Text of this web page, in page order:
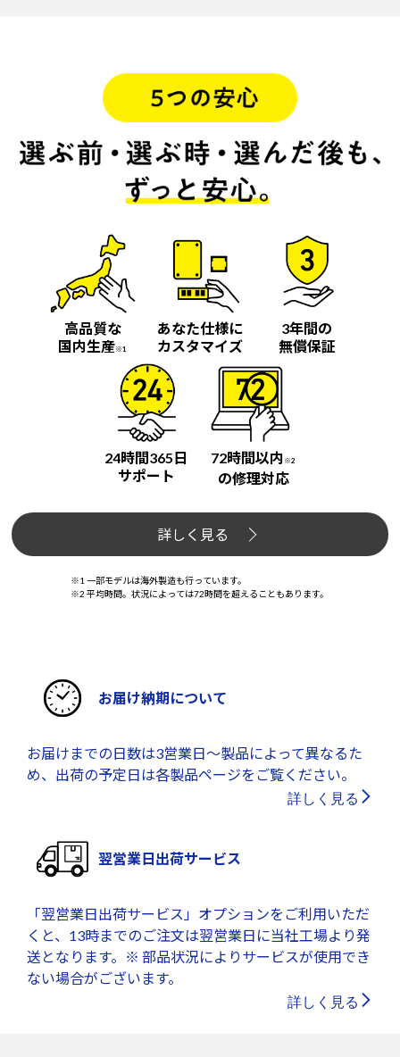
高品質な
国内生産※1
あなた仕様に
カスタマイズ
3年間の
無償保証
24時間365日
サポート
72時間以内 ※2
の修理対応
詳しく見る
※1 一部モデルは海外製造も行っています。
※2 平均時間。状況によっては72時間を超えることもあります。
お届け納期について
お届けまでの日数は3営業日～製品によって異なるた
め、出荷の予定日は各製品ページをご覧ください。
詳しく見る
翌営業日出荷サービス
「翌営業日出荷サービス」オプションをご利用いただ
くと、13時までのご注文は翌営業日に当社工場より発
送となります。※ 部品状況によりサービスが使用でき
ない場合がございます。
詳しく見る